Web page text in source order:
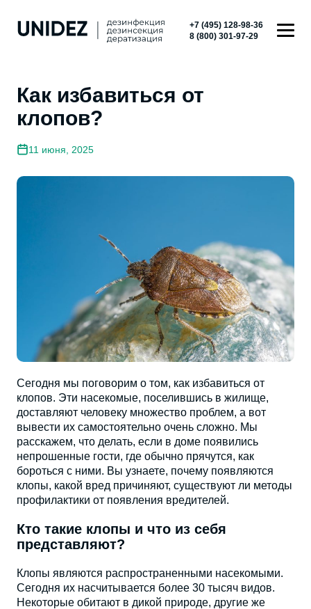
+7 (495) 128-98-36
8 (800) 301-97-29
Как избавиться от
клопов?
11 июня, 2025
Сегодня мы поговорим о том, как избавиться от
клопов. Эти насекомые, поселившись в жилище,
доставляют человеку множество проблем, а вот
вывести их самостоятельно очень сложно. Мы
расскажем, что делать, если в доме появились
непрошенные гости, где обычно прячутся, как
бороться с ними. Вы узнаете, почему появляются
клопы, какой вред причиняют, существуют ли методы
профилактики от появления вредителей.
Кто такие клопы и что из себя
представляют?
Клопы являются распространенными насекомыми.
Сегодня их насчитывается более 30 тысяч видов.
Некоторые обитают в дикой природе, другие же